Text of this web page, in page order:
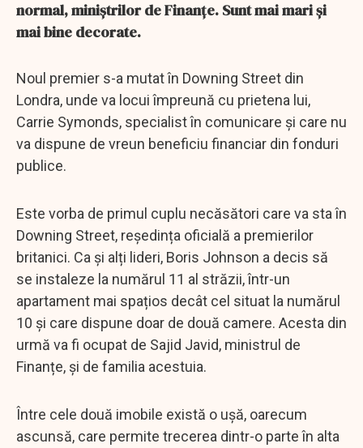
normal, miniștrilor de Finanțe. Sunt mai mari și
mai bine decorate.
Noul premier s-a mutat în Downing Street din
Londra, unde va locui împreună cu prietena lui,
Carrie Symonds, specialist în comunicare și care nu
va dispune de vreun beneficiu financiar din fonduri
publice.
Este vorba de primul cuplu necăsători care va sta în
Downing Street, reședința oficială a premierilor
britanici. Ca și alți lideri, Boris Johnson a decis să
se instaleze la numărul 11 al străzii, într-un
apartament mai spațios decât cel situat la numărul
10 și care dispune doar de două camere. Acesta din
urmă va fi ocupat de Sajid Javid, ministrul de
Finanțe, și de familia acestuia.
Între cele două imobile există o ușă, oarecum
ascunsă, care permite trecerea dintr-o parte în alta